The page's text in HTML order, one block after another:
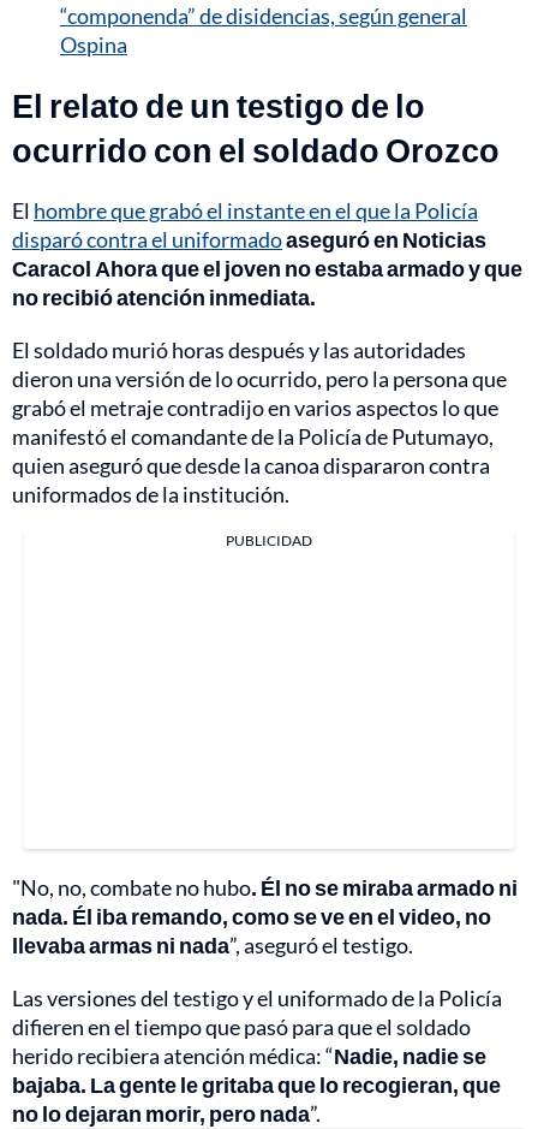
“componenda” de disidencias, según general
Ospina
El relato de un testigo de lo
ocurrido con el soldado Orozco
El hombre que grabó el instante en el que la Policía
disparó contra el uniformadoaseguró en Noticias
Caracol Ahora que el joven no estaba armado y que
no recibió atención inmediata.
El soldado murió horas después y las autoridades
dieron una versión de lo ocurrido, pero la persona que
grabó el metraje contradijo en varios aspectos lo que
manifestó el comandante de la Policía de Putumayo,
quien aseguró que desde la canoa dispararon contra
uniformados de la institución.
PUBLICIDAD
"No, no, combate no hubo. Él no se miraba armado ni
nada. Él iba remando, como se ve en el video, no
llevaba armas ni nada”, aseguró el testigo.
Las versiones del testigo y el uniformado de la Policía
difieren en el tiempo que pasó para que el soldado
herido recibiera atención médica: “Nadie, nadie se
bajaba. La gente le gritaba que lo recogieran, que
no lo dejaran morir, pero nada”.